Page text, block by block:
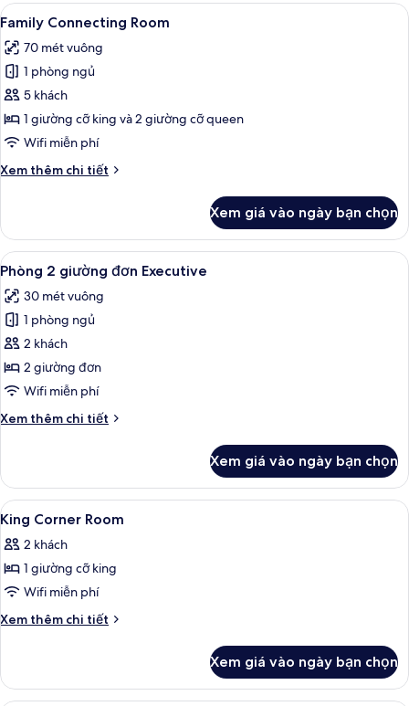
giường
king,
góc
Xem
tất
cả
ảnh
Family
Connecting
Room
Bộ đồ giường cao cấp, két bảo mật
6
Family Connecting Room
70 mét vuông
1 phòng ngủ
5 khách
1 giường cỡ king và 2 giường cỡ queen
Wifi miễn phí
Xem thêm chi tiết
Chi
Family
Connecting
Room
Xem giá vào ngày bạn chọn
Xem
tất
cả
ảnh
Phòng
2
giường
Executive
Bộ đồ giường cao cấp, két bảo mật
9
Phòng 2 giường đơn Executive
30 mét vuông
1 phòng ngủ
2 khách
2 giường đơn
Wifi miễn phí
Xem thêm chi tiết
Chi
Phòng
giường
đơn
Executive
Xem giá vào ngày bạn chọn
Xem
tất
cả
ảnh
King
Corner
Bộ đồ giường cao cấp, két bảo mật
5
King Corner Room
2 khách
1 giường cỡ king
Wifi miễn phí
Xem thêm chi tiết
Chi
King
Corner
Xem giá vào ngày bạn chọn